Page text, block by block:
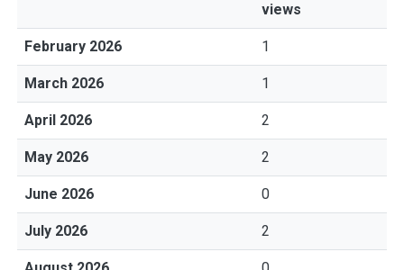
views
February 2026 1
March 2026 1
April 2026 2
May 2026 2
June 2026 0
July 2026 2